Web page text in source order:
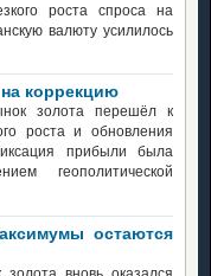
роста спроса на
валюту усилилось
коррекцию
золота перешёл к
роста и обновления
прибыли была
геополитической
остаются